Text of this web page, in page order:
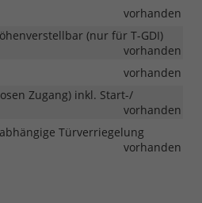
vorhanden
(nur für T-GDI)
vorhanden
vorhanden
Zugang) inkl. Start-/
vorhanden
Türverriegelung
vorhanden